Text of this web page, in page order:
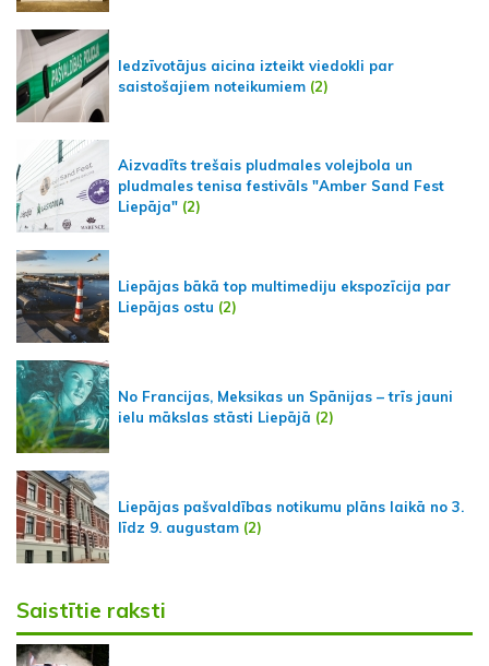
Iedzīvotājus aicina izteikt viedokli par
saistošajiem noteikumiem (2)
Aizvadīts trešais pludmales volejbola un
pludmales tenisa festivāls "Amber Sand Fest
Liepāja" (2)
Liepājas bākā top multimediju ekspozīcija par
Liepājas ostu (2)
No Francijas, Meksikas un Spānijas – trīs jauni
ielu mākslas stāsti Liepājā (2)
Liepājas pašvaldības notikumu plāns laikā no 3.
līdz 9. augustam (2)
Saistītie raksti